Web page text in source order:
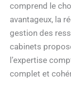
comprend le
avantageux, la
gestion des
cabinets
l’expertise
complet et